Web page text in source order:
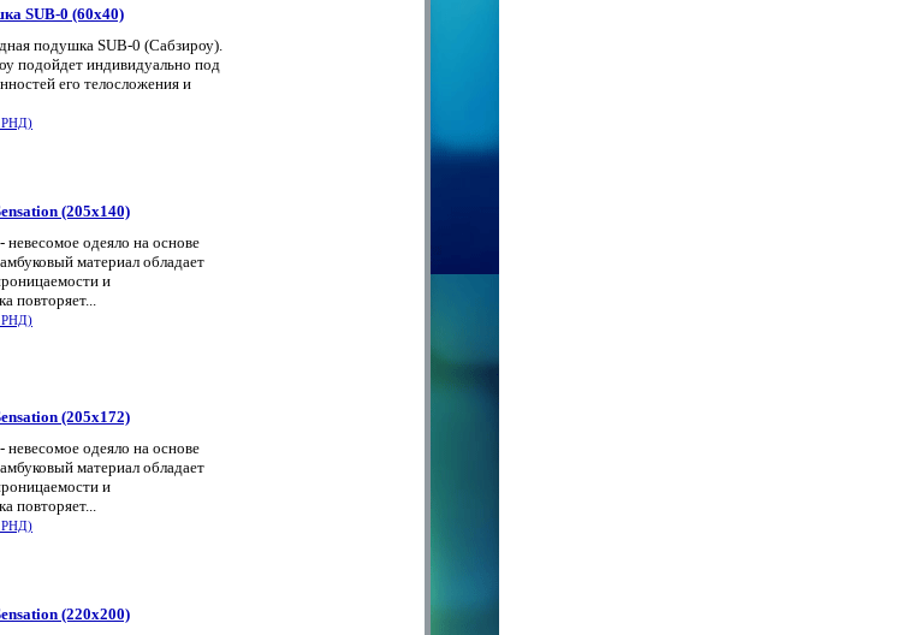
SUB-0 (60x40)
подушка SUB-0 (Сабзироу).
подойдет индивидуально под
его телосложения и
РНД)
(205x140)
одеяло на основе
материал обладает
и
повторяет...
РНД)
(205x172)
одеяло на основе
материал обладает
и
повторяет...
РНД)
(220x200)